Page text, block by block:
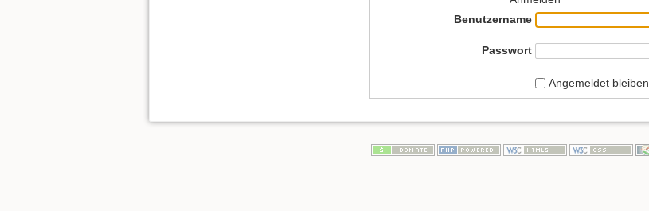
Benutzername
Passwort
Angemeldet bleiben